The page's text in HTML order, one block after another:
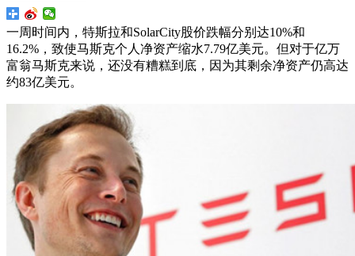
一周时间内，特斯拉和SolarCity股价跌幅分别达10%和
16.2%，致使马斯克个人净资产缩水7.79亿美元。但对于亿万
富翁马斯克来说，还没有糟糕到底，因为其剩余净资产仍高达
约83亿美元。